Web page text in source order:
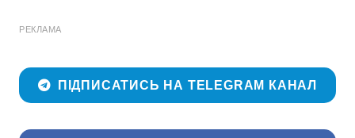
РЕКЛАМА
ПІДПИСАТИСЬ НА TELEGRAM КАНАЛ